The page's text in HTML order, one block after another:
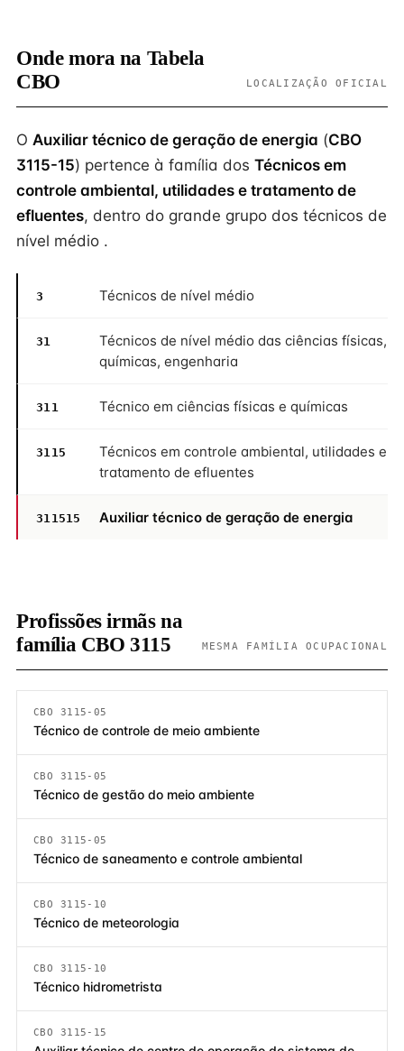
Onde mora na Tabela
CBO
LOCALIZAÇÃO OFICIAL
O Auxiliar técnico de geração de energia (CBO
3115-15) pertence à família dos Técnicos em
controle ambiental, utilidades e tratamento de
efluentes, dentro do grande grupo dos técnicos de
nível médio .
3 Técnicos de nível médio
31
Técnicos de nível médio das ciências físicas,
químicas, engenharia
311 Técnico em ciências físicas e químicas
3115
Técnicos em controle ambiental, utilidades e
tratamento de efluentes
311515 Auxiliar técnico de geração de energia
Profissões irmãs na
família CBO 3115
MESMA FAMÍLIA OCUPACIONAL
CBO 3115-05
Técnico de controle de meio ambiente
CBO 3115-05
Técnico de gestão do meio ambiente
CBO 3115-05
Técnico de saneamento e controle ambiental
CBO 3115-10
Técnico de meteorologia
CBO 3115-10
Técnico hidrometrista
CBO 3115-15